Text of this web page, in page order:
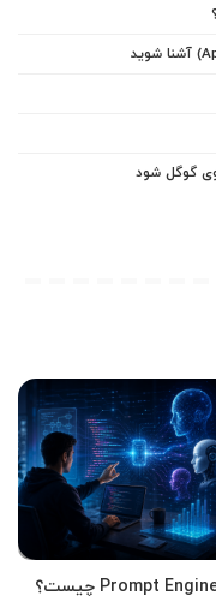
گوگل شود
Prompt Engineering چیست؟